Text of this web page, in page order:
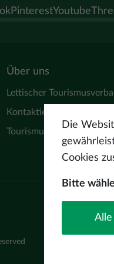
PinterestYoutube
Über uns
Lettischer
Kontaktiere uns
Tourismusverbände
Die
Cookies
Bitte